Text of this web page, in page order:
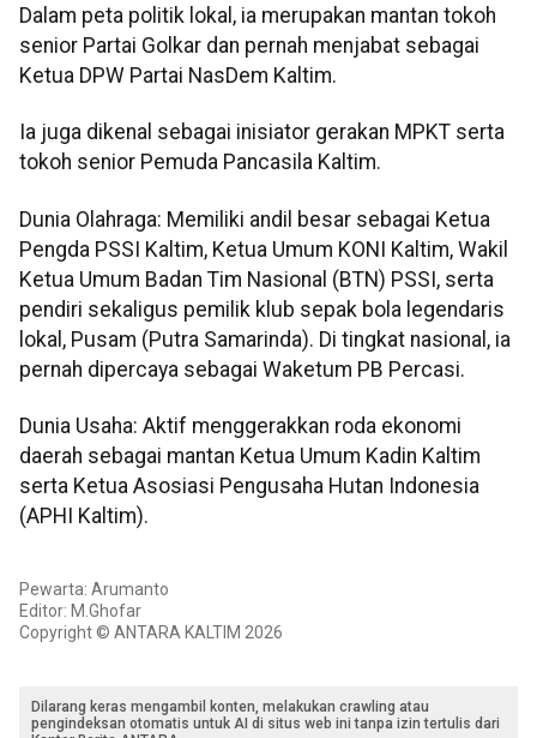
Dalam peta politik lokal, ia merupakan mantan tokoh
senior Partai Golkar dan pernah menjabat sebagai
Ketua DPW Partai NasDem Kaltim.
Ia juga dikenal sebagai inisiator gerakan MPKT serta
tokoh senior Pemuda Pancasila Kaltim.
Dunia Olahraga: Memiliki andil besar sebagai Ketua
Pengda PSSI Kaltim, Ketua Umum KONI Kaltim, Wakil
Ketua Umum Badan Tim Nasional (BTN) PSSI, serta
pendiri sekaligus pemilik klub sepak bola legendaris
lokal, Pusam (Putra Samarinda). Di tingkat nasional, ia
pernah dipercaya sebagai Waketum PB Percasi.
Dunia Usaha: Aktif menggerakkan roda ekonomi
daerah sebagai mantan Ketua Umum Kadin Kaltim
serta Ketua Asosiasi Pengusaha Hutan Indonesia
(APHI Kaltim).
Pewarta: Arumanto
Editor: M.Ghofar
Copyright © ANTARA KALTIM 2026
Dilarang keras mengambil konten, melakukan crawling atau
pengindeksan otomatis untuk AI di situs web ini tanpa izin tertulis dari